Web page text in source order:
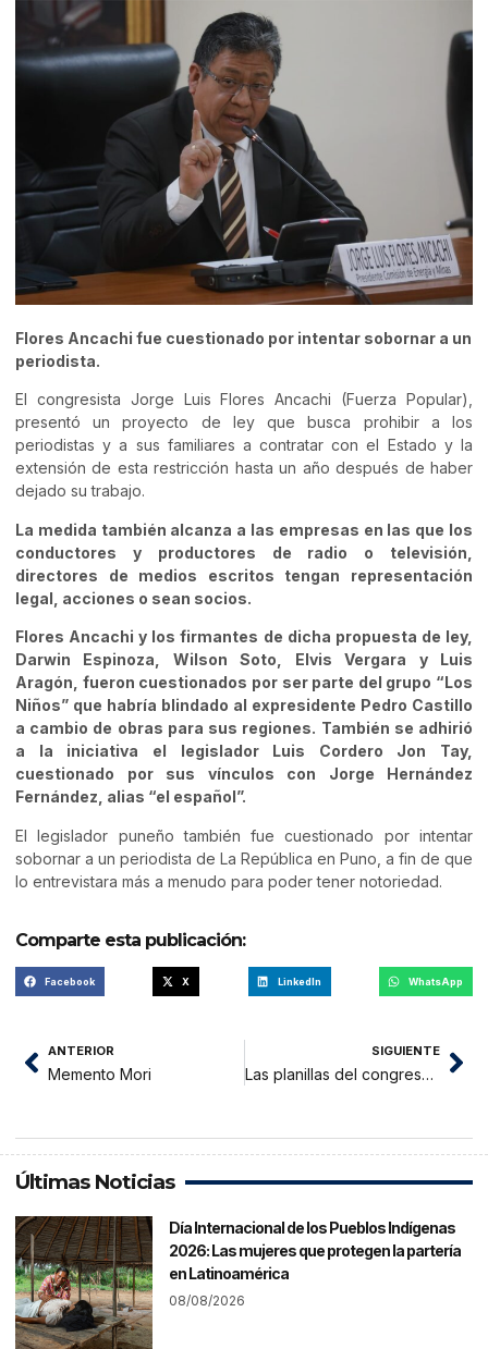
Flores Ancachi fue cuestionado por intentar sobornar a un
periodista.
El congresista Jorge Luis Flores Ancachi (Fuerza Popular),
presentó un proyecto de ley que busca prohibir a los
periodistas y a sus familiares a contratar con el Estado y la
extensión de esta restricción hasta un año después de haber
dejado su trabajo.
La medida también alcanza a las empresas en las que los
conductores y productores de radio o televisión,
directores de medios escritos tengan representación
legal, acciones o sean socios.
Flores Ancachi y los firmantes de dicha propuesta de ley,
Darwin Espinoza, Wilson Soto, Elvis Vergara y Luis
Aragón, fueron cuestionados por ser parte del grupo “Los
Niños” que habría blindado al expresidente Pedro Castillo
a cambio de obras para sus regiones. También se adhirió
a la iniciativa el legislador Luis Cordero Jon Tay,
cuestionado por sus vínculos con Jorge Hernández
Fernández, alias “el español”.
El legislador puneño también fue cuestionado por intentar
sobornar a un periodista de La República en Puno, a fin de que
lo entrevistara más a menudo para poder tener notoriedad.
Comparte esta publicación:
Facebook X LinkedIn WhatsApp
ANTERIOR
Memento Mori
SIGUIENTE
Las planillas del congreso se incrementaron en 10 mil millones de soles este año
Últimas Noticias
Día Internacional de los Pueblos Indígenas
2026: Las mujeres que protegen la partería
en Latinoamérica
08/08/2026